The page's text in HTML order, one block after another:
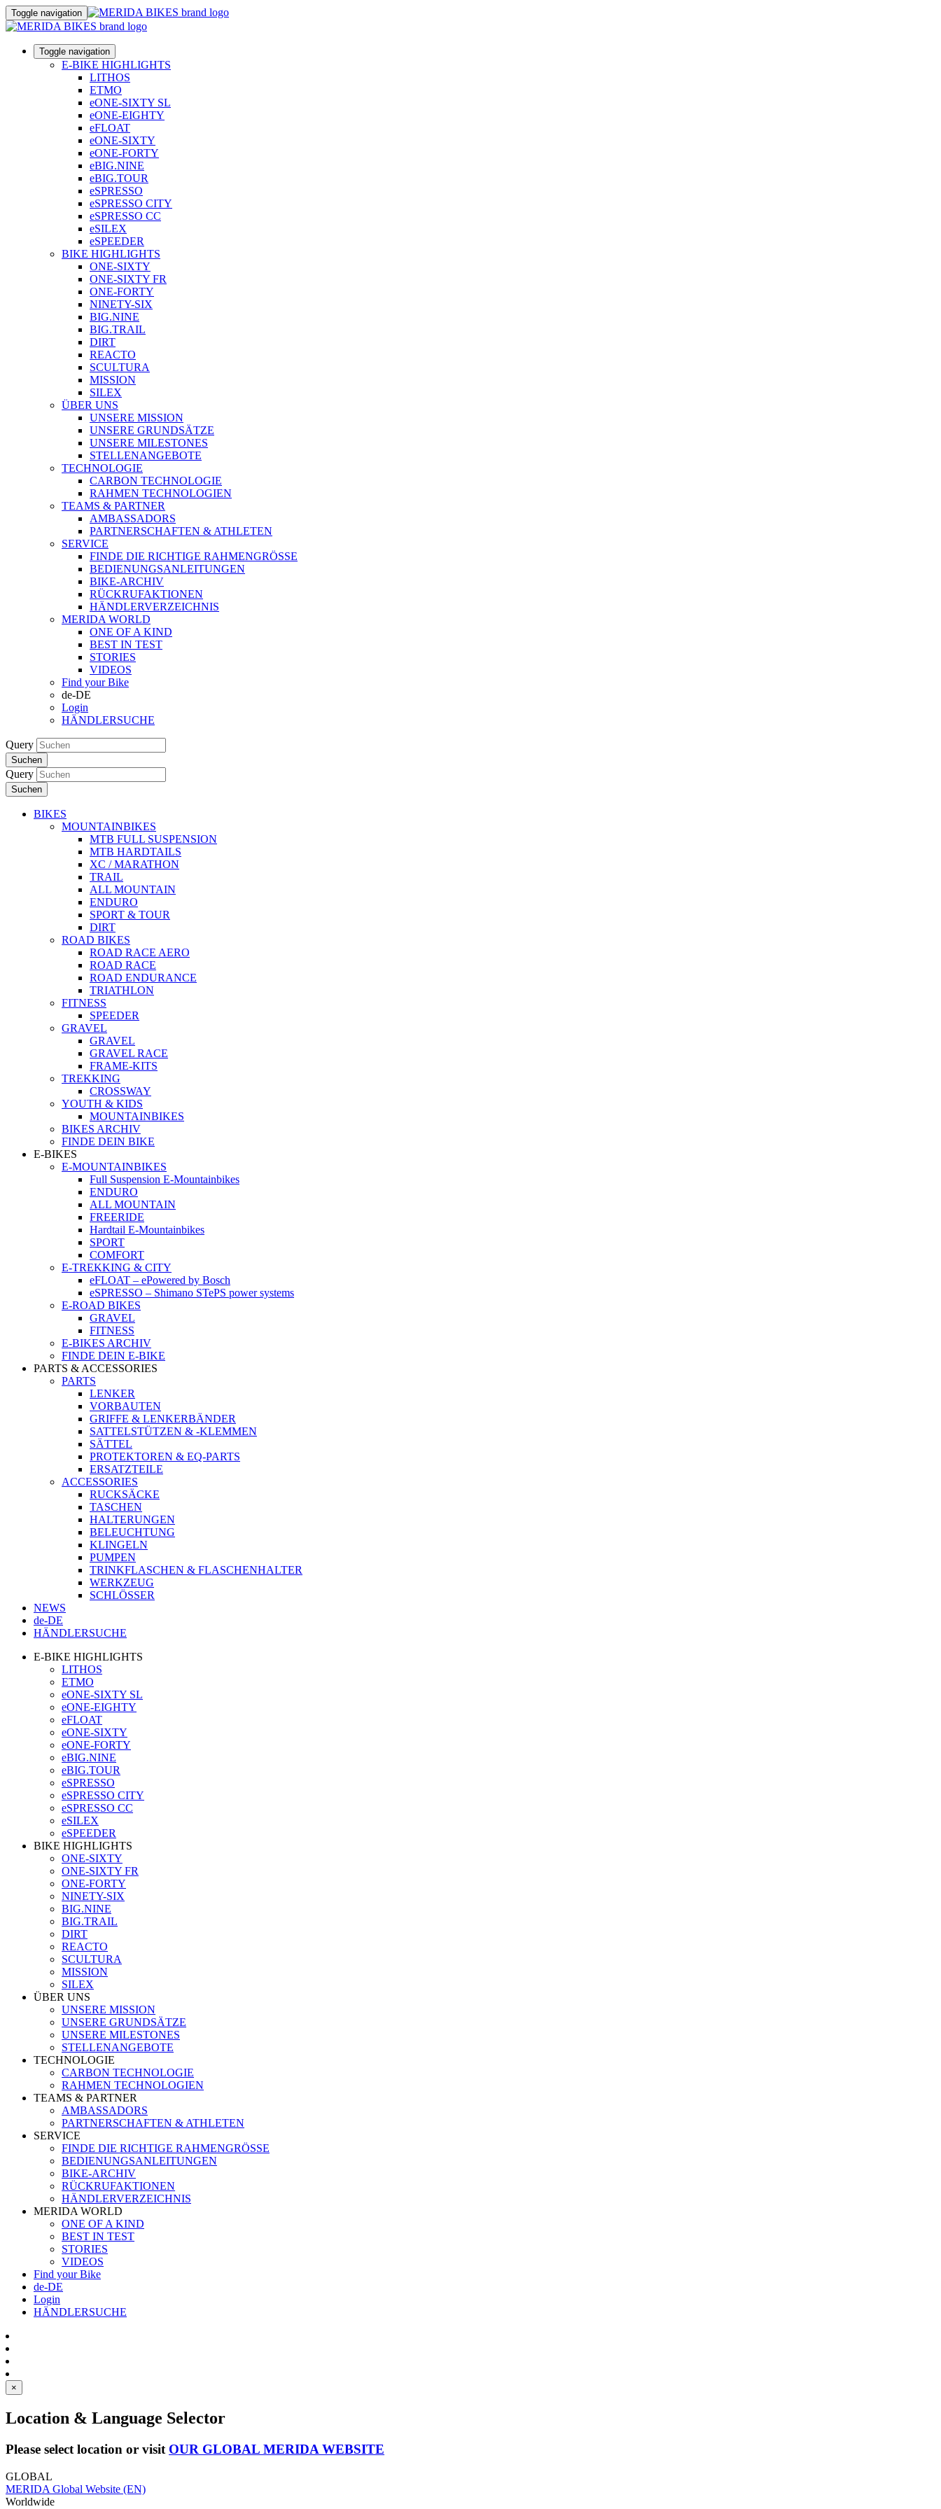
Toggle navigation
Toggle navigation
E-BIKE HIGHLIGHTS
LITHOS
ETMO
eONE-SIXTY SL
eONE-EIGHTY
eFLOAT
eONE-SIXTY
eONE-FORTY
eBIG.NINE
eBIG.TOUR
eSPRESSO
eSPRESSO CITY
eSPRESSO CC
eSILEX
eSPEEDER
BIKE HIGHLIGHTS
ONE-SIXTY
ONE-SIXTY FR
ONE-FORTY
NINETY-SIX
BIG.NINE
BIG.TRAIL
DIRT
REACTO
SCULTURA
MISSION
SILEX
ÜBER UNS
UNSERE MISSION
UNSERE GRUNDSÄTZE
UNSERE MILESTONES
STELLENANGEBOTE
TECHNOLOGIE
CARBON TECHNOLOGIE
RAHMEN TECHNOLOGIEN
TEAMS & PARTNER
AMBASSADORS
PARTNERSCHAFTEN & ATHLETEN
SERVICE
FINDE DIE RICHTIGE RAHMENGRÖSSE
BEDIENUNGSANLEITUNGEN
BIKE-ARCHIV
RÜCKRUFAKTIONEN
HÄNDLERVERZEICHNIS
MERIDA WORLD
ONE OF A KIND
BEST IN TEST
STORIES
VIDEOS
Find your Bike
de-DE
Login
HÄNDLERSUCHE
Query
Suchen
Query
Suchen
BIKES
MOUNTAINBIKES
MTB FULL SUSPENSION
MTB HARDTAILS
XC / MARATHON
TRAIL
ALL MOUNTAIN
ENDURO
SPORT & TOUR
DIRT
ROAD BIKES
ROAD RACE AERO
ROAD RACE
ROAD ENDURANCE
TRIATHLON
FITNESS
SPEEDER
GRAVEL
GRAVEL
GRAVEL RACE
FRAME-KITS
TREKKING
CROSSWAY
YOUTH & KIDS
MOUNTAINBIKES
BIKES ARCHIV
FINDE DEIN BIKE
E-BIKES
E-MOUNTAINBIKES
Full Suspension E-Mountainbikes
ENDURO
ALL MOUNTAIN
FREERIDE
Hardtail E-Mountainbikes
SPORT
COMFORT
E-TREKKING & CITY
eFLOAT – ePowered by Bosch
eSPRESSO – Shimano STePS power systems
E-ROAD BIKES
GRAVEL
FITNESS
E-BIKES ARCHIV
FINDE DEIN E-BIKE
PARTS & ACCESSORIES
PARTS
LENKER
VORBAUTEN
GRIFFE & LENKERBÄNDER
SATTELSTÜTZEN & -KLEMMEN
SÄTTEL
PROTEKTOREN & EQ-PARTS
ERSATZTEILE
ACCESSORIES
RUCKSÄCKE
TASCHEN
HALTERUNGEN
BELEUCHTUNG
KLINGELN
PUMPEN
TRINKFLASCHEN & FLASCHENHALTER
WERKZEUG
SCHLÖSSER
NEWS
de-DE
HÄNDLERSUCHE
E-BIKE HIGHLIGHTS
LITHOS
ETMO
eONE-SIXTY SL
eONE-EIGHTY
eFLOAT
eONE-SIXTY
eONE-FORTY
eBIG.NINE
eBIG.TOUR
eSPRESSO
eSPRESSO CITY
eSPRESSO CC
eSILEX
eSPEEDER
BIKE HIGHLIGHTS
ONE-SIXTY
ONE-SIXTY FR
ONE-FORTY
NINETY-SIX
BIG.NINE
BIG.TRAIL
DIRT
REACTO
SCULTURA
MISSION
SILEX
ÜBER UNS
UNSERE MISSION
UNSERE GRUNDSÄTZE
UNSERE MILESTONES
STELLENANGEBOTE
TECHNOLOGIE
CARBON TECHNOLOGIE
RAHMEN TECHNOLOGIEN
TEAMS & PARTNER
AMBASSADORS
PARTNERSCHAFTEN & ATHLETEN
SERVICE
FINDE DIE RICHTIGE RAHMENGRÖSSE
BEDIENUNGSANLEITUNGEN
BIKE-ARCHIV
RÜCKRUFAKTIONEN
HÄNDLERVERZEICHNIS
MERIDA WORLD
ONE OF A KIND
BEST IN TEST
STORIES
VIDEOS
Find your Bike
de-DE
Login
HÄNDLERSUCHE
×
Location & Language Selector
Please select location or visit OUR GLOBAL MERIDA WEBSITE
GLOBAL
MERIDA Global Website (EN)
Worldwide